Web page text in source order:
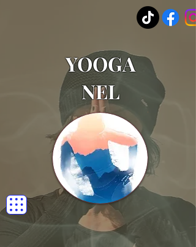
YOOGA
NEL